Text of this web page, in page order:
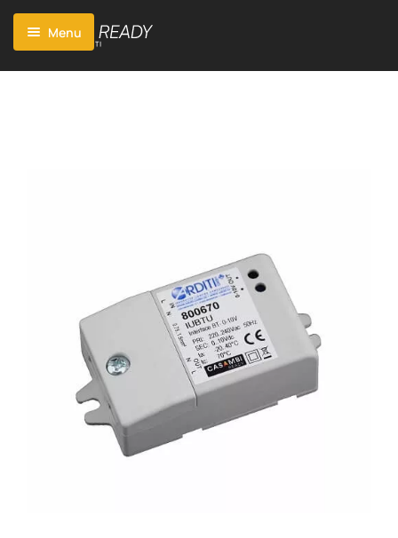
Menu
Technischer Fortschritt
Webinare & Schulungen